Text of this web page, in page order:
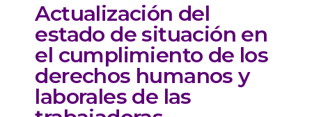
Actualización del
estado de situación en
el cumplimiento de los
derechos humanos y
laborales de las